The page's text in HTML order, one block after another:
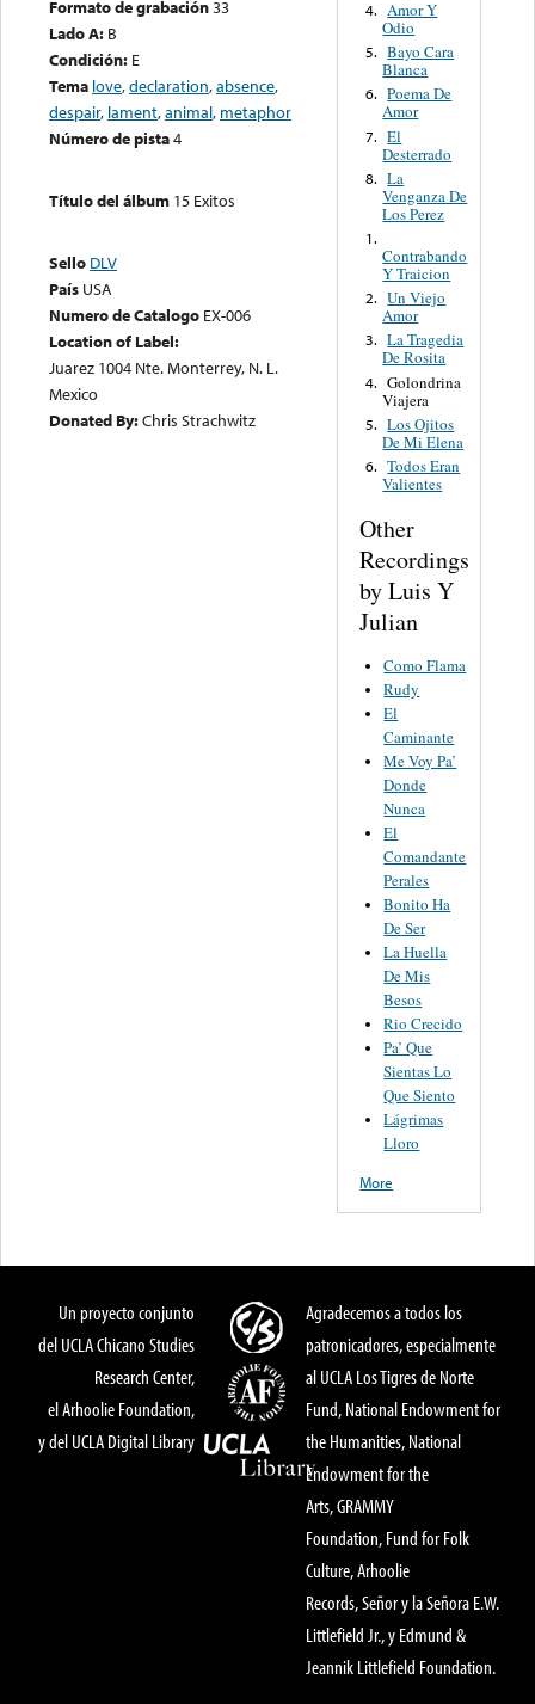
Formato de grabación33
Lado A: B
Condición: E
Tema love,declaration,absence,
despair, lament,animal, metaphor
Número de pista4
Título del álbum 15 Exitos
Sello DLV
País USA
Numero de Catalogo EX-006
Location of Label:
Juarez 1004 Nte. Monterrey, N. L.
Mexico
Donated By:Chris Strachwitz
4. Amor Y
Odio
5. Bayo Cara
Blanca
6. Poema De
Amor
7. El
Desterrado
8. La
Venganza De
Los Perez
1.
Contrabando
Y Traicion
2. Un Viejo
Amor
3. La Tragedia
De Rosita
4. Golondrina
Viajera
5. Los Ojitos
De Mi Elena
6. Todos Eran
Valientes
Other
Recordings
by Luis Y
Julian
Como Flama
Rudy
El
Caminante
Me Voy Pa’
Donde
Nunca
El
Comandante
Perales
Bonito Ha
De Ser
La Huella
De Mis
Besos
Rio Crecido
Pa’ Que
Sientas Lo
Que Siento
Lágrimas
Lloro
More
Un proyecto conjunto
del UCLA Chicano Studies
Research Center,
el Arhoolie Foundation,
y del UCLA Digital Library
Agradecemos a todos los
patronicadores, especialmente
al UCLA Los Tigres de Norte
Fund, National Endowment for
the Humanities, National
Endowment for the
Arts, GRAMMY
Foundation, Fund for Folk
Culture, Arhoolie
Records, Señor y la Señora E.W.
Littlefield Jr., y Edmund &
Jeannik Littlefield Foundation.